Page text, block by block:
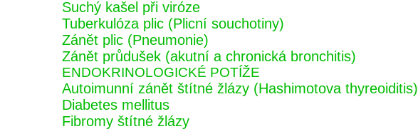
Suchý kašel při viróze
Tuberkulóza plic (Plicní souchotiny)
Zánět plic (Pneumonie)
Zánět průdušek (akutní a chronická bronchitis)
ENDOKRINOLOGICKÉ POTÍŽE
Autoimunní zánět štítné žlázy (Hashimotova thyreoiditis)
Diabetes mellitus
Fibromy štítné žlázy